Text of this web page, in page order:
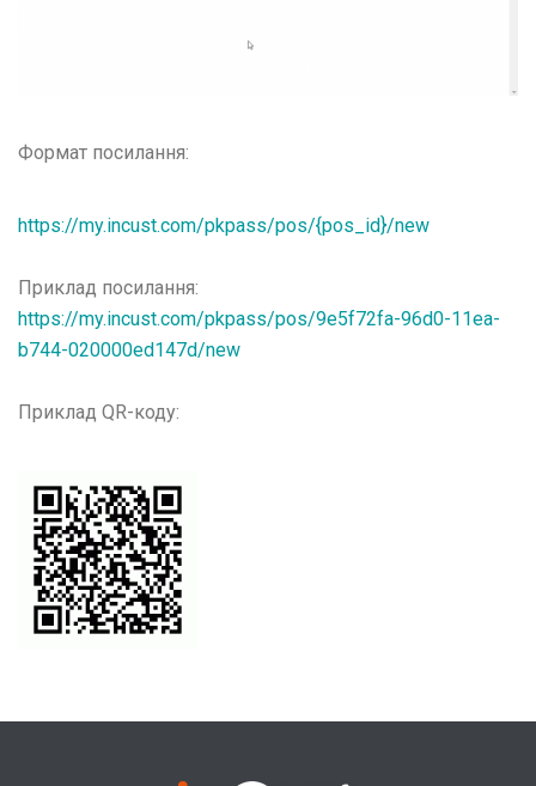
Формат посилання:
https://my.incust.com/pkpass/pos/{pos_id}/new
Приклад посилання:
https://my.incust.com/pkpass/pos/9e5f72fa-96d0-11ea-
b744-020000ed147d/new
Приклад QR-коду: